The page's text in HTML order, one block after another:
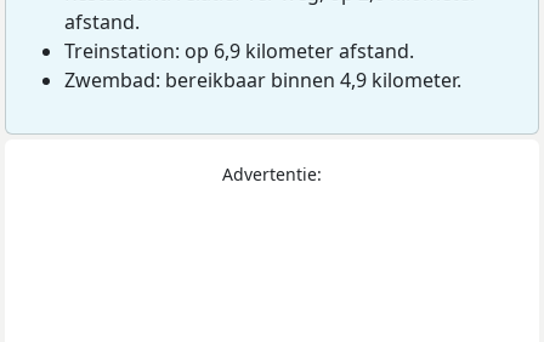
afstand.
Treinstation: op 6,9 kilometer afstand.
Zwembad: bereikbaar binnen 4,9 kilometer.
Advertentie: